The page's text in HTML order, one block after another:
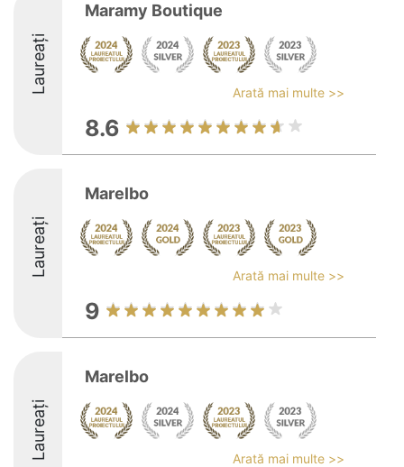
Laureați
Maramy Boutique
Arată mai multe >>
8.6
Laureați
Marelbo
Arată mai multe >>
9
Laureați
Marelbo
Arată mai multe >>